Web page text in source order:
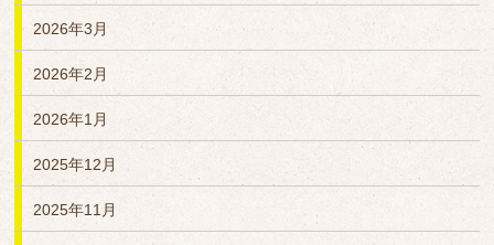
2026年3月
2026年2月
2026年1月
2025年12月
2025年11月